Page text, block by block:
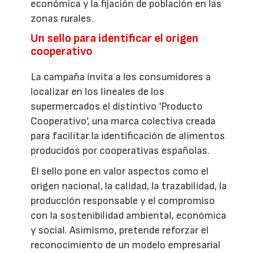
económica y la fijación de población en las
zonas rurales.
Un sello para identificar el origen
cooperativo
La campaña invita a los consumidores a
localizar en los lineales de los
supermercados el distintivo 'Producto
Cooperativo', una marca colectiva creada
para facilitar la identificación de alimentos
producidos por cooperativas españolas.
El sello pone en valor aspectos como el
origen nacional, la calidad, la trazabilidad, la
producción responsable y el compromiso
con la sostenibilidad ambiental, económica
y social. Asimismo, pretende reforzar el
reconocimiento de un modelo empresarial